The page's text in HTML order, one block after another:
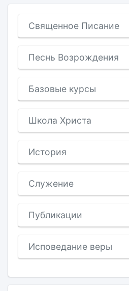
Священное Писание
Песнь Возрождения
Базовые курсы
Школа Христа
История
Служение
Публикации
Исповедание веры